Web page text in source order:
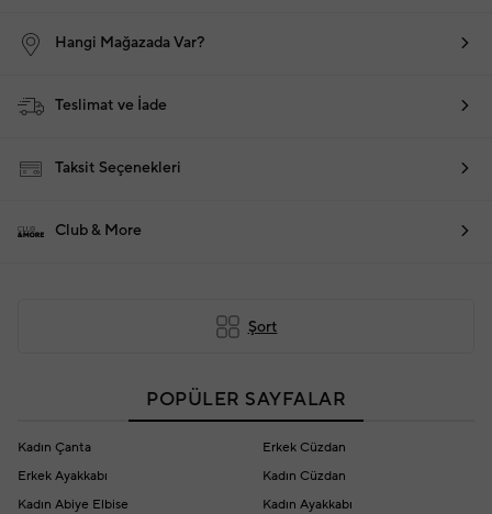
Hangi Mağazada Var?
Teslimat ve İade
Taksit Seçenekleri
Club & More
Şort
POPÜLER SAYFALAR
Kadın Çanta
Erkek Cüzdan
Erkek Ayakkabı
Kadın Cüzdan
Kadın Abiye Elbise
Kadın Ayakkabı